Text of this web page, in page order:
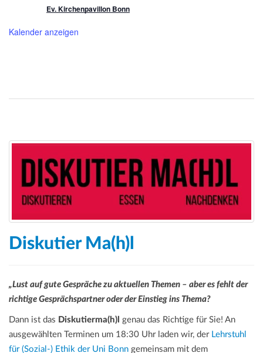
Ev. Kirchenpavillon Bonn
Kalender anzeigen
Diskutier Ma(h)l
„Lust auf gute Gespräche zu aktuellen Themen – aber es fehlt der
richtige Gesprächspartner oder der Einstieg ins Thema?
Dann ist das Diskutierma(h)l genau das Richtige für Sie! An
ausgewählten Terminen um 18:30 Uhr laden wir, der Lehrstuhl
für (Sozial-) Ethik der Uni Bonn gemeinsam mit dem